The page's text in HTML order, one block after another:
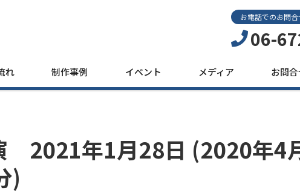
お電話でのお問
06-
れ 制作事例 イベント メディア お問
2021年1月28日 (2020年4
)